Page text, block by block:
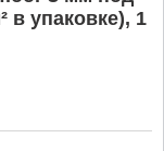
в упаковке), 1